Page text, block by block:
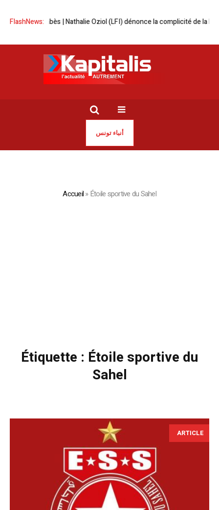
FlashNews:
Crise à Gabès | Nathalie Oziol (LFI) dénonce la complicité de la
أنباء تونس
Accueil»Étoile sportive du Sahel
Étiquette : Étoile sportive du
Sahel
ARTICLE